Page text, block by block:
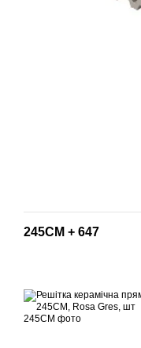
245CM + 647